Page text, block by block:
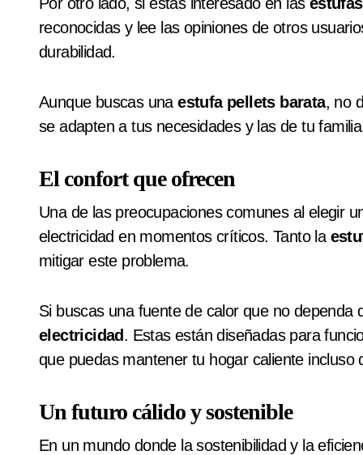
reconocidas y lee las opiniones de otros
durabilidad.
Aunque buscas unaestufa pellets barata, no
se adapten a tus necesidades y las de tu
El confort que ofrecen
Una de las preocupaciones comunes al elegir
electricidad en momentos críticos. Tanto la
mitigar este problema.
Si buscas una fuente de calor que no
electricidad. Estas están diseñadas para
que puedas mantener tu hogar caliente
Un futuro cálido y sostenible
En un mundo donde la sostenibilidad y la